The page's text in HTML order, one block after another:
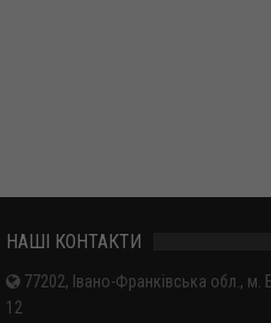
НАШІ КОНТАКТИ
77202, Івано-Франківська обл., м.
12